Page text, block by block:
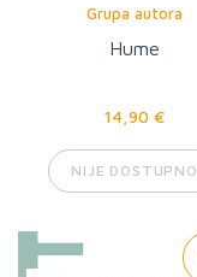
Grupa autora
Hume
14,90 €
NIJE DOSTUPNO